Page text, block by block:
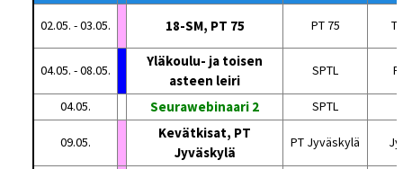
02.05. - 03.05. 18-SM, PT 75 PT 75
04.05. - 08.05.
Yläkoulu- ja toisen
asteen leiri
SPTL
04.05. Seurawebinaari 2 SPTL
09.05.
Kevätkisat, PT
Jyväskylä
PT Jyväskylä